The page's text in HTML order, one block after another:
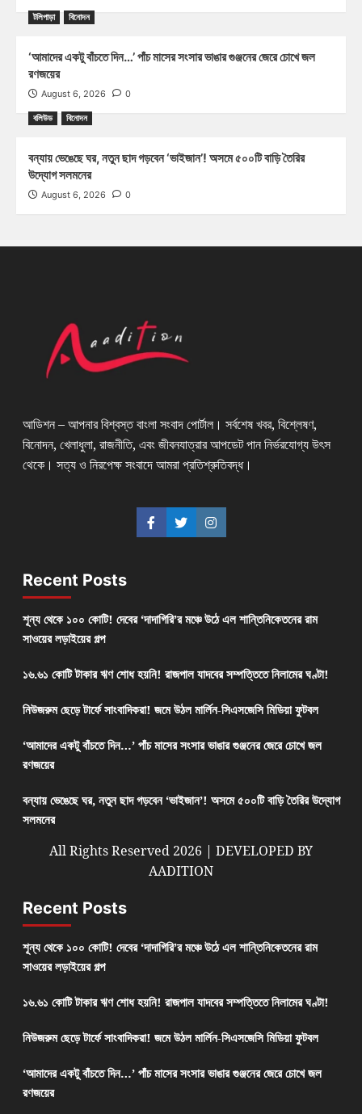
টলিপাড়া বিনোদন
‘আমাদের একটু বাঁচতে দিন…’ পাঁচ মাসের সংসার ভাঙার গুঞ্জনের জেরে চোখে জল
রণজয়ের
August 6, 2026 0
বলিউড বিনোদন
বন্যায় ভেঙেছে ঘর, নতুন ছাদ গড়বেন ‘ভাইজান’! অসমে ৫০০টি বাড়ি তৈরির
উদ্যোগ সলমনের
August 6, 2026 0
আডিশন – আপনার বিশ্বস্ত বাংলা সংবাদ পোর্টাল। সর্বশেষ খবর, বিশ্লেষণ,
বিনোদন, খেলাধুলা, রাজনীতি, এবং জীবনযাত্রার আপডেট পান নির্ভরযোগ্য উৎস
থেকে। সত্য ও নিরপেক্ষ সংবাদে আমরা প্রতিশ্রুতিবদ্ধ।
Recent Posts
শূন্য থেকে ১০০ কোটি! দেবের ‘দাদাগিরি’র মঞ্চে উঠে এল শান্তিনিকেতনের রাম
সাওয়ের লড়াইয়ের গল্প
১৬.৬১ কোটি টাকার ঋণ শোধ হয়নি! রাজপাল যাদবের সম্পত্তিতে নিলামের ঘণ্টা!
নিউজরুম ছেড়ে টার্ফে সাংবাদিকরা! জমে উঠল মার্লিন-সিএসজেসি মিডিয়া ফুটবল
‘আমাদের একটু বাঁচতে দিন…’ পাঁচ মাসের সংসার ভাঙার গুঞ্জনের জেরে চোখে জল
রণজয়ের
বন্যায় ভেঙেছে ঘর, নতুন ছাদ গড়বেন ‘ভাইজান’! অসমে ৫০০টি বাড়ি তৈরির উদ্যোগ
সলমনের
All Rights Reserved 2026 | DEVELOPED BY
AADITION
Recent Posts
শূন্য থেকে ১০০ কোটি! দেবের ‘দাদাগিরি’র মঞ্চে উঠে এল শান্তিনিকেতনের রাম
সাওয়ের লড়াইয়ের গল্প
১৬.৬১ কোটি টাকার ঋণ শোধ হয়নি! রাজপাল যাদবের সম্পত্তিতে নিলামের ঘণ্টা!
নিউজরুম ছেড়ে টার্ফে সাংবাদিকরা! জমে উঠল মার্লিন-সিএসজেসি মিডিয়া ফুটবল
‘আমাদের একটু বাঁচতে দিন…’ পাঁচ মাসের সংসার ভাঙার গুঞ্জনের জেরে চোখে জল
রণজয়ের